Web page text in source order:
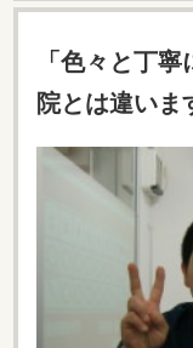
「色々と丁
院とは違いま